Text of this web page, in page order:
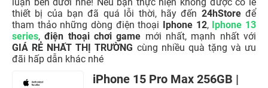
thiết bị của bạn đã quá lỗi thời, hãy đến 24hStoređể
tham thảo những dòng điện thoại
Iphone 12, Iphone 13
series,điện thoại chơi game mới nhất, mạnh nhất với
GIÁ RẺ NHẤT THỊ TRƯỜNG cùng nhiều quà tặng và ưu
đãi hấp dẫn khác nhé
iPhone 15 Pro Max 256GB |